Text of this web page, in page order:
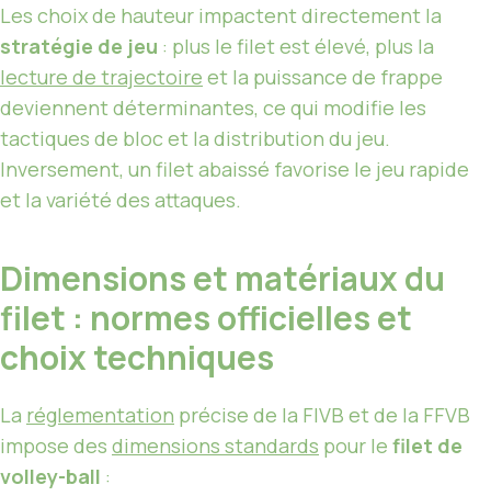
Les choix de hauteur impactent directement la
stratégie de jeu : plus le filet est élevé, plus la
lecture de trajectoire et la puissance de frappe
deviennent déterminantes, ce qui modifie les
tactiques de bloc et la distribution du jeu.
Inversement, un filet abaissé favorise le jeu rapide
et la variété des attaques.
Dimensions et matériaux du
filet : normes officielles et
choix techniques
La réglementation précise de la FIVB et de la FFVB
impose des dimensions standards pour le filet de
volley-ball :